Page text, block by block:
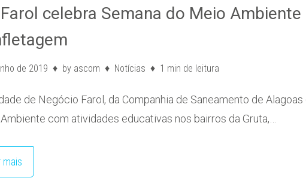
celebra Semana do Meio
de 2019 by ascom Notícias 1 min de leitura
de Negócio Farol, da Companhia de Saneamento de
com atividades educativas nos bairros da Gruta,…
mais